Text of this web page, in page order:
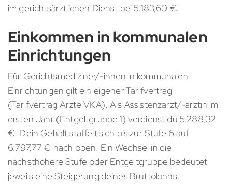
im gerichtsärztlichen Dienst bei 5.183,60 €.
Einkommen in kommunalen
Einrichtungen
Für Gerichtsmediziner/-innen in kommunalen
Einrichtungen gilt ein eigener Tarifvertrag
(Tarifvertrag Ärzte VKA). Als Assistenzarzt/-ärztin im
ersten Jahr (Entgeltgruppe 1) verdienst du 5.288,32
€. Dein Gehalt staffelt sich bis zur Stufe 6 auf
6.797,77 € nach oben. Ein Wechsel in die
nächsthöhere Stufe oder Entgeltgruppe bedeutet
jeweils eine Steigerung deines Bruttolohns.